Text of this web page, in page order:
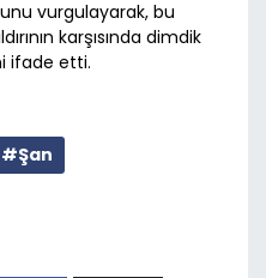
vurgulayarak, bu
karşısında dimdik
ifade etti.
#Şan